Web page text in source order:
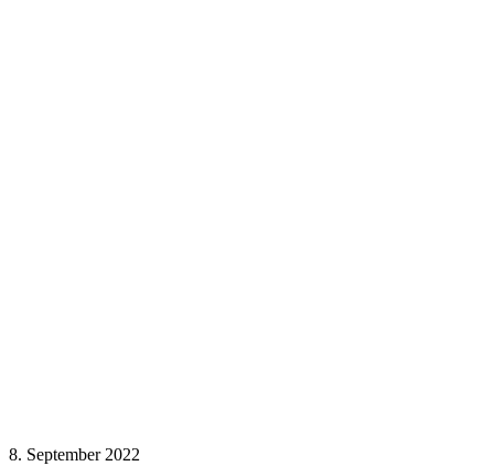
8. September 2022